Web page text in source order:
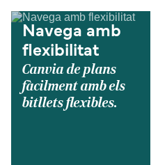
Navega amb
flexibilitat
Canvia de plans
fàcilment amb els
bitllets flexibles.